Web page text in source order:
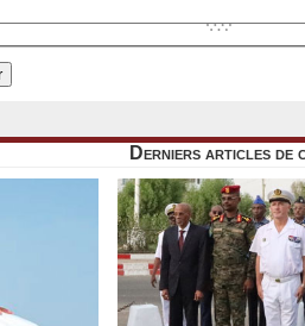
Derniers articles de